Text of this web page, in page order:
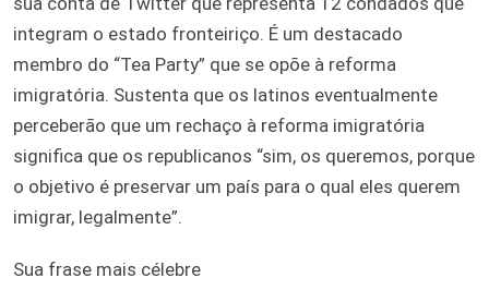
integram o estado fronteiriço. É um destacado
membro do “Tea Party” que se opõe à reforma
imigratória. Sustenta que os latinos eventualmente
perceberão que um rechaço à reforma imigratória
significa que os republicanos “sim, os queremos, porque
o objetivo é preservar um país para o qual eles querem
imigrar, legalmente”.
Sua frase mais célebre